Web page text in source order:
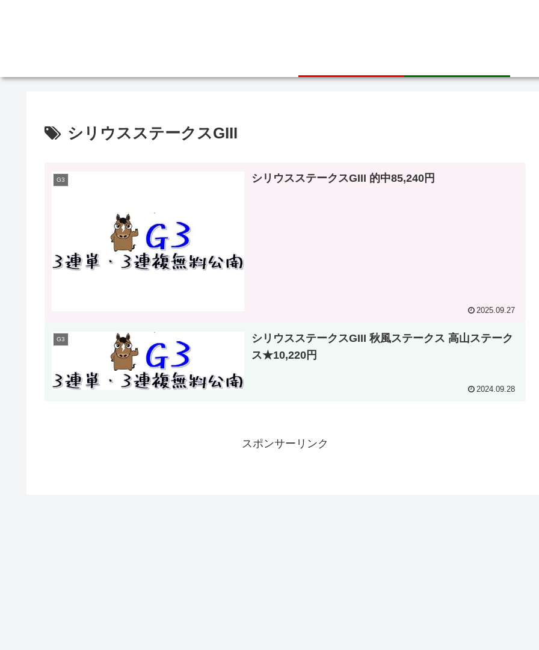
シリウスステークスGIII
G3 シリウスステークスGIII 的中85,240円
2025.09.27
G3
シリウスステークスGIII 秋風ステークス 高山ステーク
ス★10,220円
2024.09.28
スポンサーリンク